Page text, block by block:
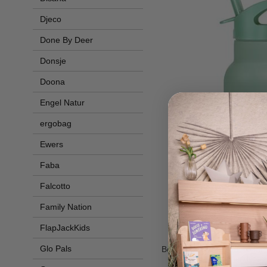
Djeco
Done By Deer
Donsje
Doona
Engel Natur
ergobag
Ewers
Faba
Falcotto
Family Nation
FlapJackKids
Glo Pals
A Little Lovely
Borraccia Termica in
- Amici della